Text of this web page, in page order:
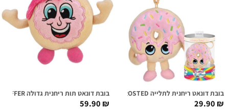
בובת דונאט ריחנית לתלייה FARRAH FROSTED
29.90₪
בובת דונאט תות ריחנית גדולה PHIL O'JELLY SUPER SNIFFER
59.90₪